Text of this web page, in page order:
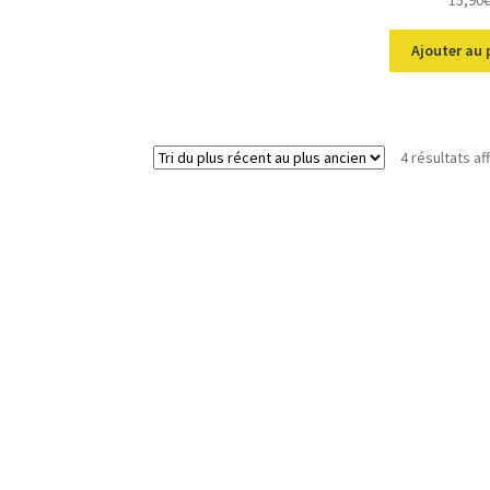
Ajouter au
4 résultats